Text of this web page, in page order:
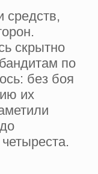
средств,
скрытно
по
без боя
их